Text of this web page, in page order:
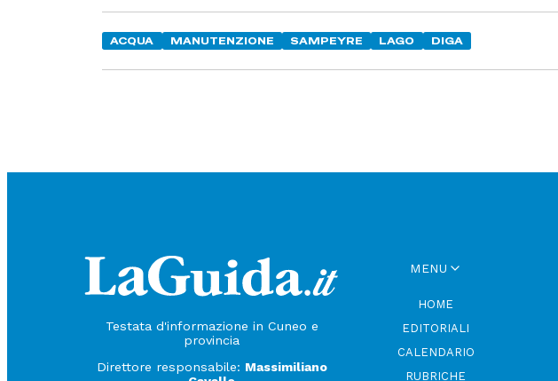
ACQUA MANUTENZIONE SAMPEYRE LAGO DIGA
Testata d'informazione in Cuneo e
provincia
Direttore responsabile: Massimiliano
MENU
HOME
EDITORIALI
CALENDARIO
RUBRICHE